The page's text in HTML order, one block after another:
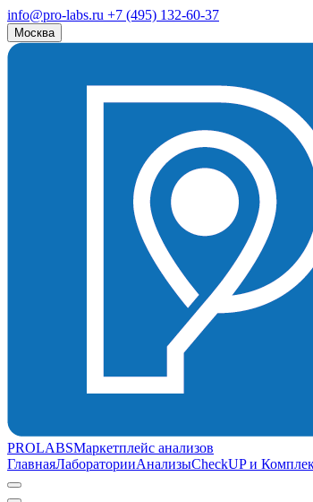
info@pro-labs.ru +7 (495) 132-60-37
Москва
PROLABSМаркетплейс анализов
ГлавнаяЛабораторииАнализыCheckUP и